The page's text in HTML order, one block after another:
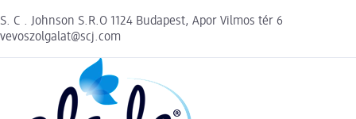
S. C . Johnson S.R.O 1124 Budapest, Apor Vilmos tér 6
vevoszolgalat@scj.com